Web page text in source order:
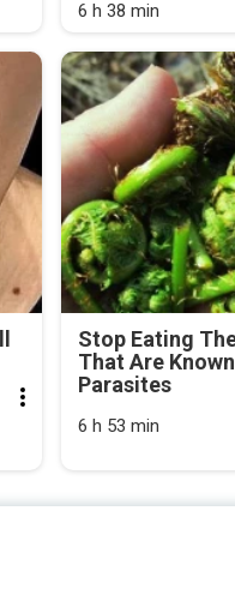
6 h 38 min
Stop Eating
That Are
Parasites
6 h 53 min